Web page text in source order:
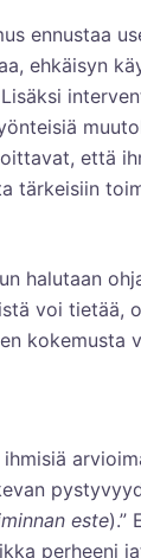
ennustaa
ehkäisyn
että
tärkeisiin
halutaan
voi tietää,
kokemusta
este).”
perheeni